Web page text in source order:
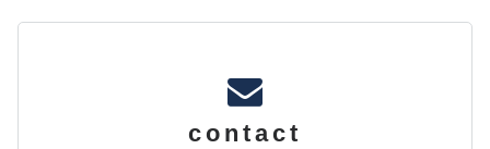
contact